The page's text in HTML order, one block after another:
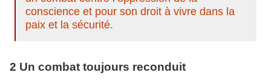
conscience et pour son droit à vivre dans la
paix et la sécurité.
2 Un combat toujours reconduit